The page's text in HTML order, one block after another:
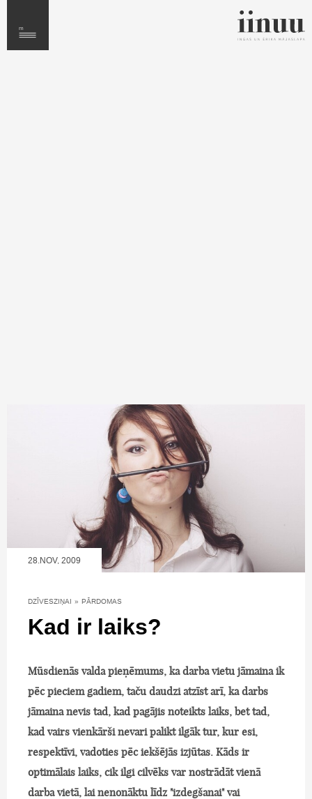
28.NOV, 2009
DZĪVESZIŅAI » PĀRDOMAS
Kad ir laiks?
Mūsdienās valda pieņēmums, ka darba vietu jāmaina ik
pēc pieciem gadiem, taču daudzi atzīst arī, ka darbs
jāmaina nevis tad, kad pagājis noteikts laiks, bet tad,
kad vairs vienkārši nevari palikt ilgāk tur, kur esi,
respektīvi, vadoties pēc iekšējās izjūtas. Kāds ir
optimālais laiks, cik ilgi cilvēks var nostrādāt vienā
darba vietā, lai nenonāktu līdz "izdegšanai" vai